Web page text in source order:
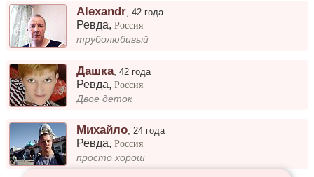
Alexandr,42 года
Ревда,Россия
труболюбивый
Дашка,42 года
Ревда,Россия
Двое деток
Михайло 24 года
Ревда,Россия
просто хорош